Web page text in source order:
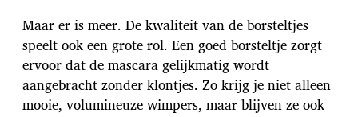
Maar er is meer. De kwaliteit van de borsteltjes
speelt ook een grote rol. Een goed borsteltje zorgt
ervoor dat de mascara gelijkmatig wordt
aangebracht zonder klontjes. Zo krijg je niet alleen
mooie, volumineuze wimpers, maar blijven ze ook